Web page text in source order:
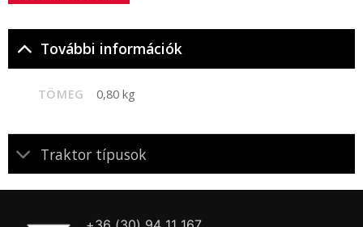
További információk
TÖMEG 0,80 kg
Traktor típusok